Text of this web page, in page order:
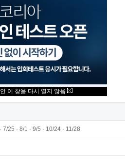
청소년·성인 합동 진행 예정
니다.
7/25 · 8/1 · 9/5 · 10/24 · 11/28
이 창을 다시 열지 않음